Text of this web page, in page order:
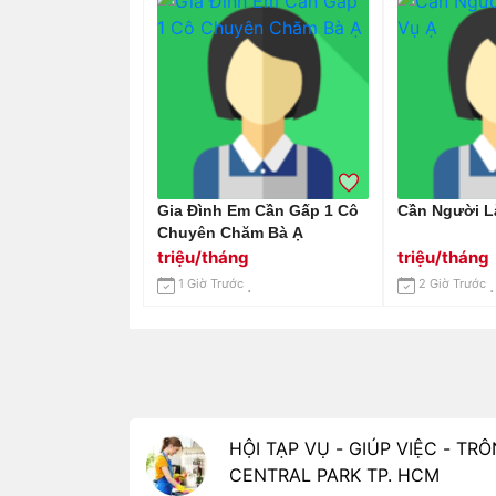
Gia Đình Em Cần Gấp 1 Cô
Chuyên Chăm Bà Ạ
triệu/tháng
1 Giờ Trước
Cần Người
triệu/tháng
2 Giờ Trước
HỘI TẠP VỤ - GIÚP VIỆC -
CENTRAL PARK TP. HCM